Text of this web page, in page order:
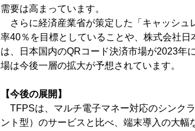
需要は高まっています。
さらに経済産業省が策定した「キャッシュ
率40％を目標としていることや、株式会社
は、日本国内のQRコード決済市場が2023年
場は今後一層の拡大が予想されています。
【今後の展開】
TFPSは、マルチ電子マネー対応のシンク
ント型）のサービスと比べ、端末導入の大幅